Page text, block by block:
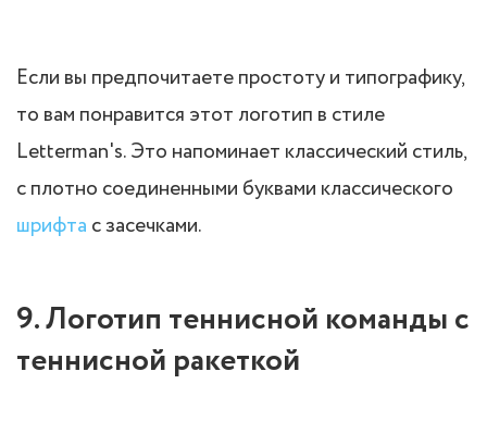
Если вы предпочитаете простоту и типографику,
то вам понравится этот логотип в стиле
Letterman's. Это напоминает классический стиль,
с плотно соединенными буквами классического
шрифта с засечками.
9. Логотип теннисной команды с
теннисной ракеткой